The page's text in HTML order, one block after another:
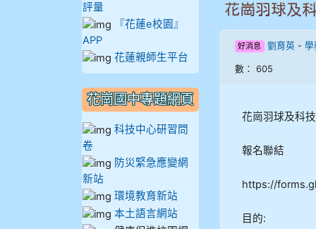
909林柏翰
909林朝智
花崗羽球及
好消息 劉育英- 學
數： 605
花崗羽球及科
報名聯結
https://
目的:
評量
『花蓮e校園』
APP
花蓮親師生平台
花崗國中專題網頁
科技中心研習問
卷
防災緊急應變網
新站
環境教育新站
本土語言網站